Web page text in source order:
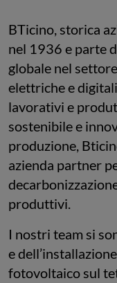
BTicino, storica
nel 1936 e parte
globale nel
elettriche e
lavorativi e
sostenibile e
produzione,
azienda partner
produttivi.
I nostri team si
e
fotovoltaico sul